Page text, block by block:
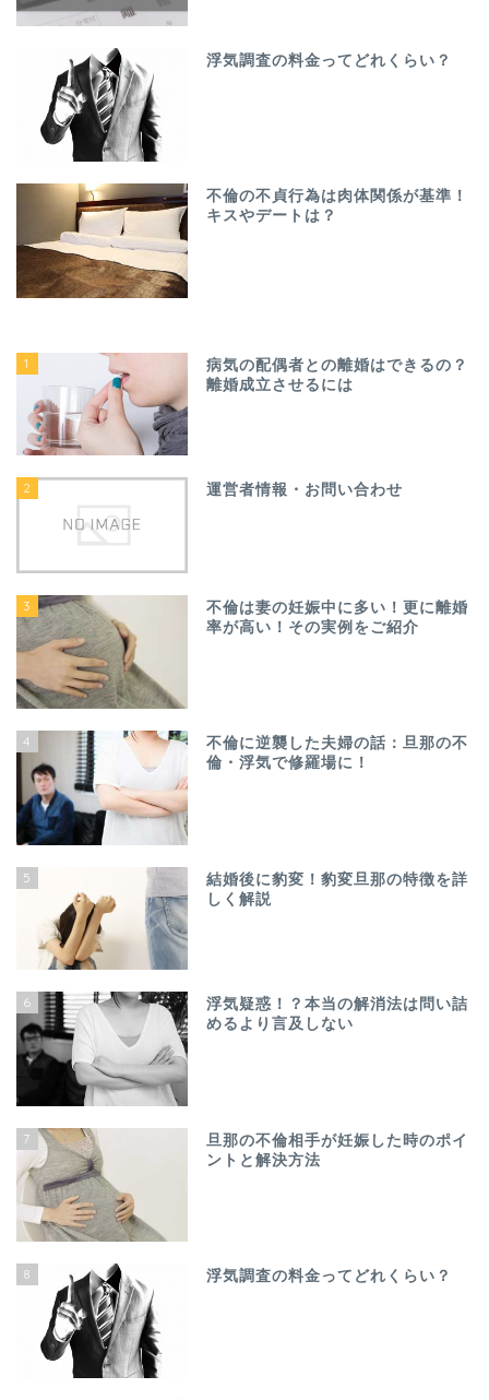
浮気調査の料金ってどれくらい？
不倫の不貞行為は肉体関係が基準！
キスやデートは？
1
病気の配偶者との離婚はできるの？
離婚成立させるには
2 運営者情報・お問い合わせ
3
不倫は妻の妊娠中に多い！更に離婚
率が高い！その実例をご紹介
4
不倫に逆襲した夫婦の話：旦那の不
倫・浮気で修羅場に！
5
結婚後に豹変！豹変旦那の特徴を詳
しく解説
6
浮気疑惑！？本当の解消法は問い詰
めるより言及しない
7
旦那の不倫相手が妊娠した時のポイ
ントと解決方法
8 浮気調査の料金ってどれくらい？